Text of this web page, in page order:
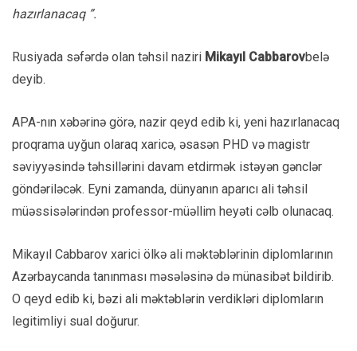
hazırlanacaq ”.
Rusiyada səfərdə olan təhsil naziri Mikayıl Cabbarovbelə
deyib.
APA-nın xəbərinə görə, nazir qeyd edib ki, yeni hazırlanacaq
proqrama uyğun olaraq xaricə, əsasən PHD və magistr
səviyyəsində təhsillərini davam etdirmək istəyən gənclər
göndəriləcək. Eyni zamanda, dünyanın aparıcı ali təhsil
müəssisələrindən professor-müəllim heyəti cəlb olunacaq.
Mikayıl Cabbarov xarici ölkə ali məktəblərinin diplomlarının
Azərbaycanda tanınması məsələsinə də münasibət bildirib.
O qeyd edib ki, bəzi ali məktəblərin verdikləri diplomların
legitimliyi sual doğurur.